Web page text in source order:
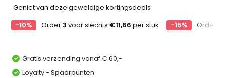
Geniet van deze geweldige kortingsdeals
-10%
Order3 voor slechts €11,66 per stuk -15% Order
Gratis verzending vanaf € 60,-
Loyalty - Spaarpunten